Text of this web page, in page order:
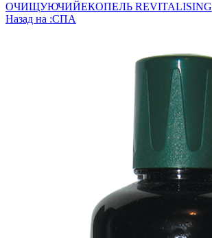
ОЧИЩУЮЧИЙЕКОПЕЛЬ REVITALISING
Назад на :СПА